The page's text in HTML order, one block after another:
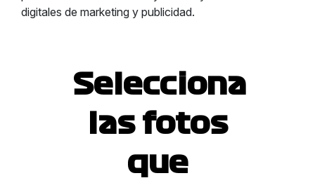
digitales de marketing y publicidad.
Selecciona
las fotos
que